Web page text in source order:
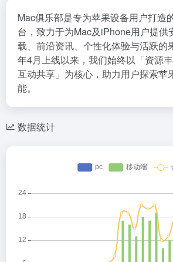
Mac俱乐部是专为苹果设备用户打造
台，致力于为Mac及iPhone用户提供
载、前沿资讯、个性化体验与活跃的
年4月上线以来，我们始终以「资源丰
互动共享」为核心，助力用户探索苹
能。
数据统计